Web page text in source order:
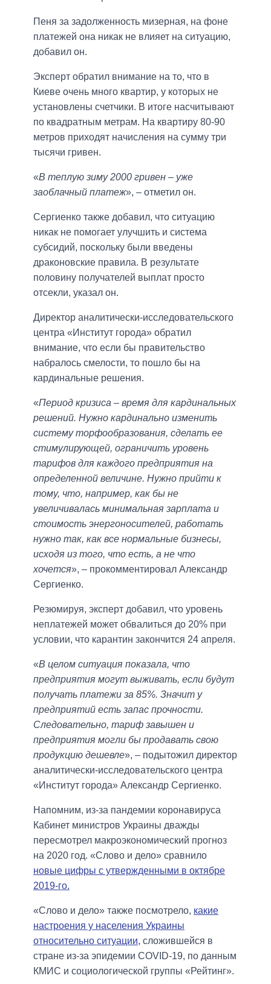
Пеня за задолженность мизерная, на фоне
платежей она никак не влияет на ситуацию,
добавил он.
Эксперт обратил внимание на то, что в
Киеве очень много квартир, у которых не
установлены счетчики. В итоге насчитывают
по квадратным метрам. На квартиру 80-90
метров приходят начисления на сумму три
тысячи гривен.
«В теплую зиму 2000 гривен – уже
заоблачный платеж», – отметил он.
Сергиенко также добавил, что ситуацию
никак не помогает улучшить и система
субсидий, поскольку были введены
драконовские правила. В результате
половину получателей выплат просто
отсекли, указал он.
Директор аналитически-исследовательского
центра «Институт города» обратил
внимание, что если бы правительство
набралось смелости, то пошло бы на
кардинальные решения.
«Период кризиса – время для кардинальных
решений. Нужно кардинально изменить
систему торфообразования, сделать ее
стимулирующей, ограничить уровень
тарифов для каждого предприятия на
определенной величине. Нужно прийти к
тому, что, например, как бы не
увеличивалась минимальная зарплата и
стоимость энергоносителей, работать
нужно так, как все нормальные бизнесы,
исходя из того, что есть, а не что
хочется», – прокомментировал Александр
Сергиенко.
Резюмируя, эксперт добавил, что уровень
неплатежей может обвалиться до 20% при
условии, что карантин закончится 24 апреля.
«В целом ситуация показала, что
предприятия могут выживать, если будут
получать платежи за 85%. Значит у
предприятий есть запас прочности.
Следовательно, тариф завышен и
предприятия могли бы продавать свою
продукцию дешевле», – подытожил директор
аналитически-исследовательского центра
«Институт города» Александр Сергиенко.
Напомним, из-за пандемии коронавируса
Кабинет министров Украины дважды
пересмотрел макроэкономический прогноз
на 2020 год. «Слово и дело» сравнило
новые цифры с утвержденными в октябре
2019-го.
«Слово и дело» также посмотрело, какие
настроения у населения Украины
относительно ситуации, сложившейся в
стране из-за эпидемии COVID-19, по данным
КМИС и социологической группы «Рейтинг».